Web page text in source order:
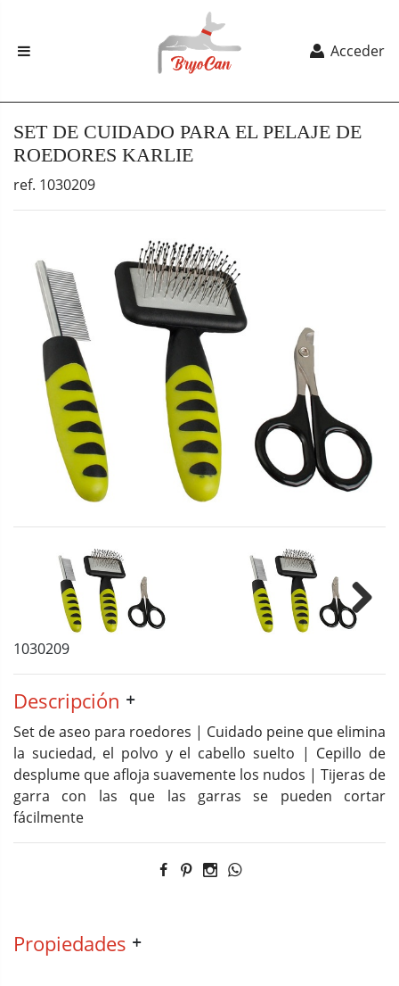
Acceder
SET DE CUIDADO PARA EL PELAJE DE
ROEDORES KARLIE
ref. 1030209
Next
1030209
Descripción
Set de aseo para roedores | Cuidado peine que elimina
la suciedad, el polvo y el cabello suelto | Cepillo de
desplume que afloja suavemente los nudos | Tijeras de
garra con las que las garras se pueden cortar
fácilmente
Propiedades